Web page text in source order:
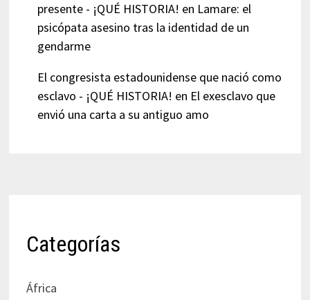
presente - ¡QUÉ HISTORIA! en Lamare: el
psicópata asesino tras la identidad de un
gendarme
El congresista estadounidense que nació como
esclavo - ¡QUÉ HISTORIA! en El exesclavo que
envió una carta a su antiguo amo
Categorías
África